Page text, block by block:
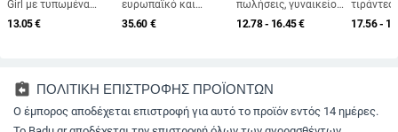
Girl με τυπωμένα
φρούτα σε ευρωπαϊκό
και αμερικανικό στιλ,
13.05€
ευρωπαϊκό και
αμερικανικό, καυτό
γυναικείο τοπ με
μονόχρωμο τζιν
φόρεμα με στρογγυλή
λαιμόκοψη και
35.60 €
πωλήσεις, γυναικείο
γιλέκο με φαρδιούς
ώμους από τη
γυναικείο κοντό sling
12.78 - 16.45€
στυλ
κοντό
17.56 -
assignment_return ΠΟΛΙΤΙΚΗ ΕΠΙΣΤΡΟΦΗΣ ΠΡΟΪΟΝΤΩΝ
Ο έμπορος αποδέχεται επιστροφή για αυτό το προϊόν εντός 14 ημέρες.